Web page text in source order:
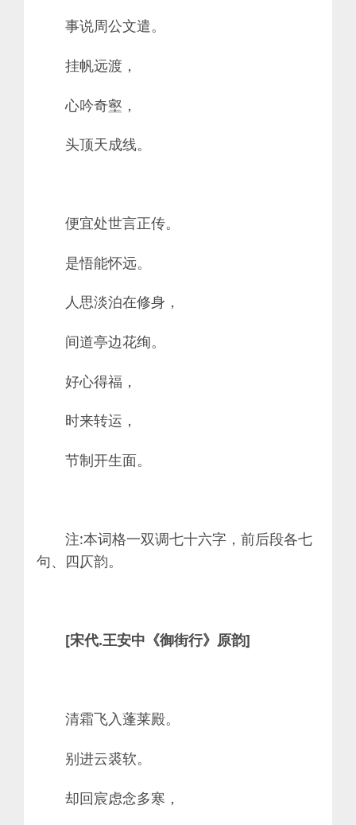
事说周公文遣。
挂帆远渡，
心吟奇壑，
头顶天成线。
便宜处世言正传。
是悟能怀远。
人思淡泊在修身，
间道亭边花绚。
好心得福，
时来转运，
节制开生面。
注:本词格一双调七十六字，前后段各七
句、四仄韵。
[宋代.王安中《御街行》原韵]
清霜飞入蓬莱殿。
别进云裘软。
却回宸虑念多寒，